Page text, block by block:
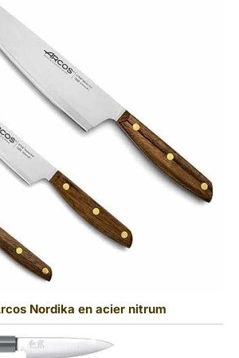
Nordika en acier nitrum